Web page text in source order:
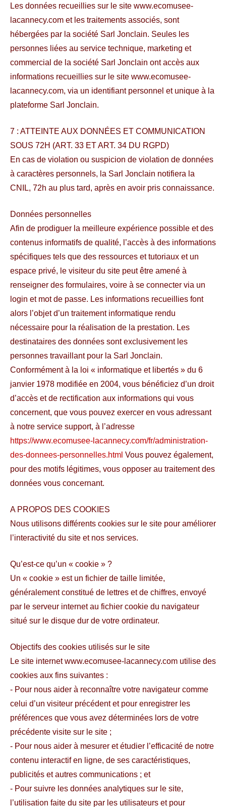
Les données recueillies sur le site www.ecomusee-
lacannecy.com et les traitements associés, sont
hébergées par la société Sarl Jonclain. Seules les
personnes liées au service technique, marketing et
commercial de la société Sarl Jonclain ont accès aux
informations recueillies sur le site www.ecomusee-
lacannecy.com, via un identifiant personnel et unique à la
plateforme Sarl Jonclain.
7 : ATTEINTE AUX DONNÉES ET COMMUNICATION
SOUS 72H (ART. 33 ET ART. 34 DU RGPD)
En cas de violation ou suspicion de violation de données
à caractères personnels, la Sarl Jonclain notifiera la
CNIL, 72h au plus tard, après en avoir pris connaissance.
Données personnelles
Afin de prodiguer la meilleure expérience possible et des
contenus informatifs de qualité, l’accès à des informations
spécifiques tels que des ressources et tutoriaux et un
espace privé, le visiteur du site peut être amené à
renseigner des formulaires, voire à se connecter via un
login et mot de passe. Les informations recueillies font
alors l’objet d’un traitement informatique rendu
nécessaire pour la réalisation de la prestation. Les
destinataires des données sont exclusivement les
personnes travaillant pour la Sarl Jonclain.
Conformément à la loi « informatique et libertés » du 6
janvier 1978 modifiée en 2004, vous bénéficiez d’un droit
d’accès et de rectification aux informations qui vous
concernent, que vous pouvez exercer en vous adressant
à notre service support, à l’adresse
https://www.ecomusee-lacannecy.com/fr/administration-
des-donnees-personnelles.html Vous pouvez également,
pour des motifs légitimes, vous opposer au traitement des
données vous concernant.
A PROPOS DES COOKIES
Nous utilisons différents cookies sur le site pour améliorer
l’interactivité du site et nos services.
Qu’est-ce qu’un « cookie » ?
Un « cookie » est un fichier de taille limitée,
généralement constitué de lettres et de chiffres, envoyé
par le serveur internet au fichier cookie du navigateur
situé sur le disque dur de votre ordinateur.
Objectifs des cookies utilisés sur le site
Le site internet www.ecomusee-lacannecy.com utilise des
cookies aux fins suivantes :
- Pour nous aider à reconnaître votre navigateur comme
celui d’un visiteur précédent et pour enregistrer les
préférences que vous avez déterminées lors de votre
précédente visite sur le site ;
- Pour nous aider à mesurer et étudier l’efficacité de notre
contenu interactif en ligne, de ses caractéristiques,
publicités et autres communications ; et
- Pour suivre les données analytiques sur le site,
l’utilisation faite du site par les utilisateurs et pour